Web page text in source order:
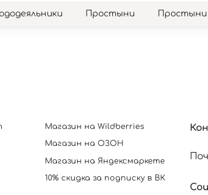
Простыни
Магазин на Wildberries
Магазин на ОЗОН
Магазин на Яндексмаркете
10% скидка за подписку в ВК